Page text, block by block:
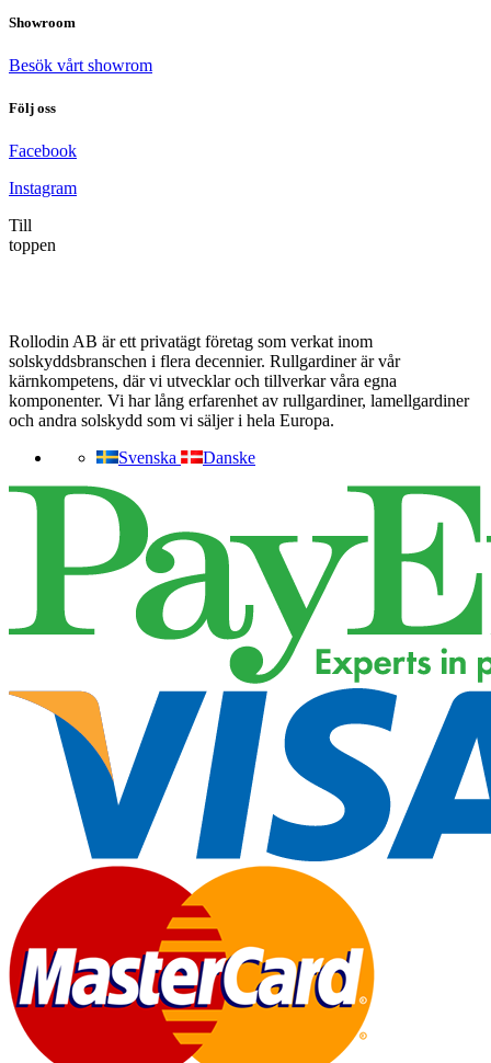
Showroom
Besök vårt showrom
Följ oss
Facebook
Instagram
Till
toppen
Rollodin AB är ett privatägt företag som verkat inom
solskyddsbranschen i flera decennier. Rullgardiner är vår
kärnkompetens, där vi utvecklar och tillverkar våra egna
komponenter. Vi har lång erfarenhet av rullgardiner, lamellgardiner
och andra solskydd som vi säljer i hela Europa.
Svenska
Danske